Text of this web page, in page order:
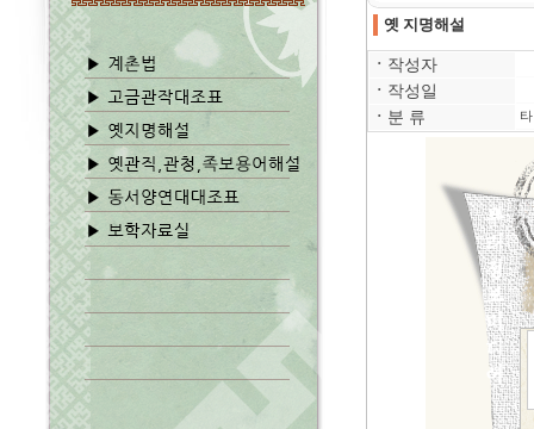
옛 지명해설
ㆍ 작성자
ㆍ 작성일
ㆍ 분 류 타